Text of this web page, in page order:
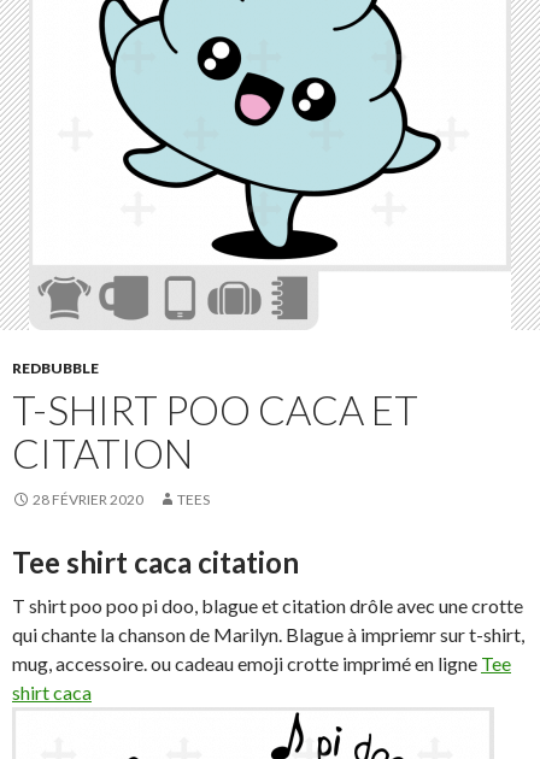
REDBUBBLE
T-SHIRT POO CACA ET
CITATION
28 FÉVRIER 2020 TEES
Tee shirt caca citation
T shirt poo poo pi doo, blague et citation drôle avec une crotte
qui chante la chanson de Marilyn. Blague à impriemr sur t-shirt,
mug, accessoire. ou cadeau emoji crotte imprimé en ligne Tee
shirt caca